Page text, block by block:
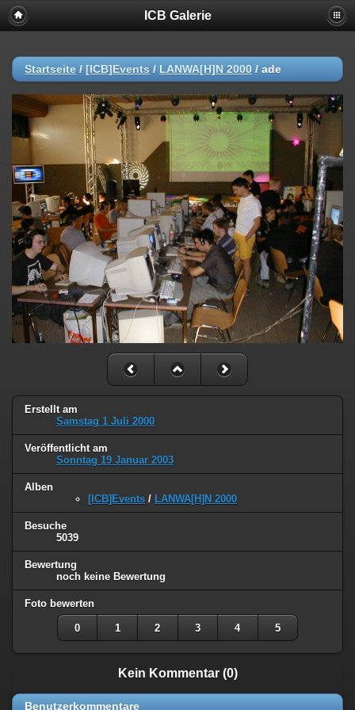
ICB Galerie
Startseite / [ICB]Events / LANWA[H]N 2000 / ade
Erstellt am
Samstag 1 Juli 2000
Veröffentlicht am
Sonntag 19 Januar 2003
Alben
[ICB]Events / LANWA[H]N 2000
Besuche
5039
Bewertung
noch keine Bewertung
Foto bewerten
0 1 2 3 4 5
Kein Kommentar (0)
Benutzerkommentare